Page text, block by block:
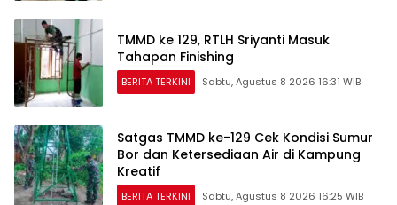
TMMD ke 129, RTLH Sriyanti Masuk
Tahapan Finishing
BERITA TERKINI Sabtu, Agustus 8 2026 16:31 WIB
Satgas TMMD ke-129 Cek Kondisi Sumur
Bor dan Ketersediaan Air di Kampung
Kreatif
BERITA TERKINI Sabtu, Agustus 8 2026 16:25 WIB